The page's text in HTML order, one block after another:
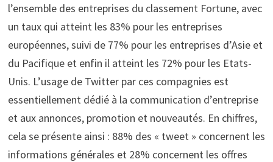
l’ensemble des entreprises du classement Fortune, avec
un taux qui atteint les 83% pour les entreprises
européennes, suivi de 77% pour les entreprises d’Asie et
du Pacifique et enfin il atteint les 72% pour les Etats-
Unis. L’usage de Twitter par ces compagnies est
essentiellement dédié à la communication d’entreprise
et aux annonces, promotion et nouveautés. En chiffres,
cela se présente ainsi : 88% des « tweet » concernent les
informations générales et 28% concernent les offres